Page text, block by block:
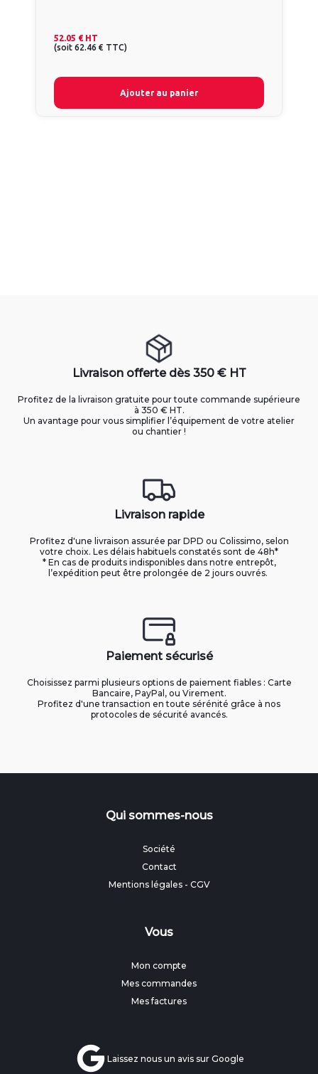
52.05 € HT
(soit 62.46 € TTC)
Ajouter au panier
Livraison offerte dès 350 € HT
Profitez de la livraison gratuite pour toute commande supérieure
à 350 € HT.
Un avantage pour vous simplifier l’équipement de votre atelier
ou chantier !
Livraison rapide
Profitez d'une livraison assurée par DPD ou Colissimo, selon
votre choix. Les délais habituels constatés sont de 48h*
* En cas de produits indisponibles dans notre entrepôt,
l’expédition peut être prolongée de 2 jours ouvrés.
Paiement sécurisé
Choisissez parmi plusieurs options de paiement fiables : Carte
Bancaire, PayPal, ou Virement.
Profitez d'une transaction en toute sérénité grâce à nos
protocoles de sécurité avancés.
Qui sommes-nous
Société
Contact
Mentions légales- CGV
Vous
Mon compte
Mes commandes
Mes factures
Laissez nous un avis sur Google